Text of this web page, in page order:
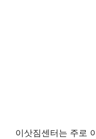
이삿짐센터는 주로